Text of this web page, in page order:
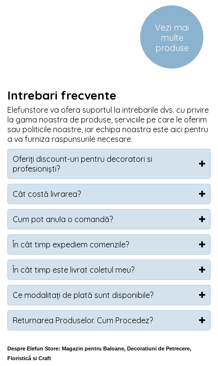
Vezi mai
multe
produse
Intrebari frecvente
Elefunstore va ofera suportul la intrebarile dvs. cu privire
la gama noastra de produse, serviciile pe care le oferim
sau politicile noastre, iar echipa noastra este aici pentru
a va furniza raspunsurile necesare.
Oferiți discount-uri pentru decoratori si
profesioniști?
Cât costă livrarea?
Cum pot anula o comandă?
În cât timp expediem comenzile?
În cât timp este livrat coletul meu?
Ce modalitați de plată sunt disponibile?
Returnarea Produselor. Cum Procedez?
Despre Elefun Store: Magazin pentru Baloane, Decoratiuni de Petrecere,
Floristică si Craft